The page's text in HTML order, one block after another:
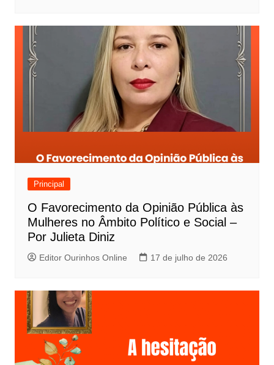
Principal
O Favorecimento da Opinião Pública às
Mulheres no Âmbito Político e Social –
Por Julieta Diniz
Editor Ourinhos Online 17 de julho de 2026